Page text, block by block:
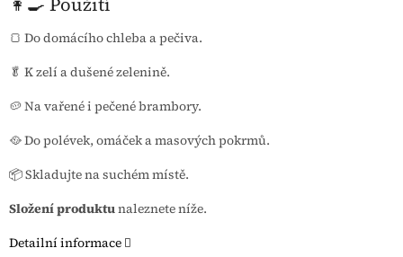
🍞 Do domácího chleba a pečiva.
🥬 K zelí a dušené zelenině.
🥔 Na vařené i pečené brambory.
🥘 Do polévek, omáček a masových pokrmů.
📦 Skladujte na suchém místě.
Složení produktunaleznete níže.
Detailní informace